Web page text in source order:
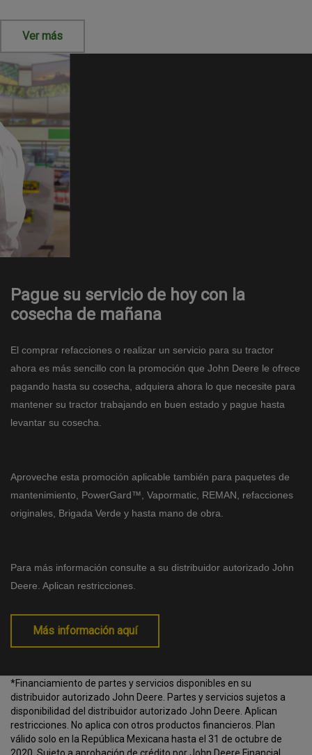
Ver más
Pague su servicio de hoy con la
cosecha de mañana
El comprar refacciones o realizar un servicio para su tractor
ahora es más sencillo con la promoción que John Deere le ofrece
pagando hasta su cosecha, adquiera ahora lo que necesite para
mantener su tractor trabajando en buen estado y pague hasta
levantar su cosecha.
Aproveche esta promoción aplicable también para paquetes de
mantenimiento, PowerGard™, Vapormatic, REMAN, refacciones
originales, Brigada Verde y hasta mano de obra.
Para más información consulte a su distribuidor autorizado John
Deere. Aplican restricciones.
Más información aquí
*Financiamiento de partes y servicios disponibles en su
distribuidor autorizado John Deere. Partes y servicios sujetos a
disponibilidad del distribuidor autorizado John Deere. Aplican
restricciones. No aplica con otros productos financieros. Plan
válido solo en la República Mexicana hasta el 31 de octubre de
2020. Sujeto a aprobación de crédito por John Deere Financial